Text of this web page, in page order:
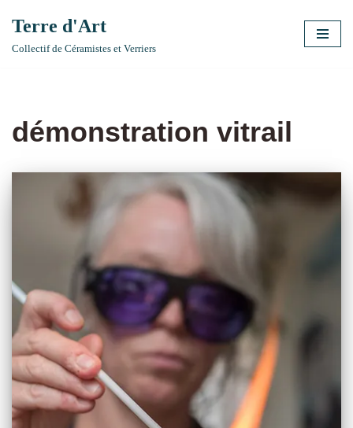
Aller
Terre d'Art
Collectif de Céramistes et Verriers
démonstration vitrail